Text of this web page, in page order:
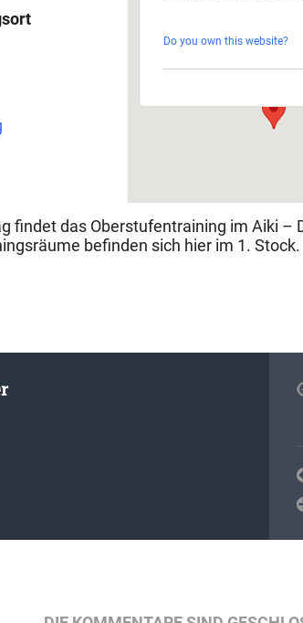
Veranstaltungen
Do you own this website?
findet das Oberstufentraining im Aiki –
befinden sich hier im 1. Stock.